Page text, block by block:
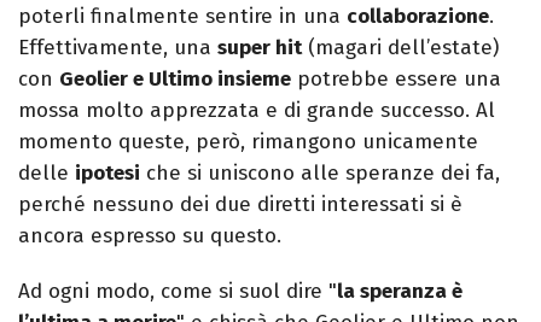
poterli finalmente sentire in una collaborazione.
Effettivamente, una super hit(magari dell’estate)
con Geolier e Ultimo insieme potrebbe essere una
mossa molto apprezzata e di grande successo. Al
momento queste, però, rimangono unicamente
delle ipotesi che si uniscono alle speranze dei fa,
perché nessuno dei due diretti interessati si è
ancora espresso su questo.
Ad ogni modo, come si suol dire "la speranza è